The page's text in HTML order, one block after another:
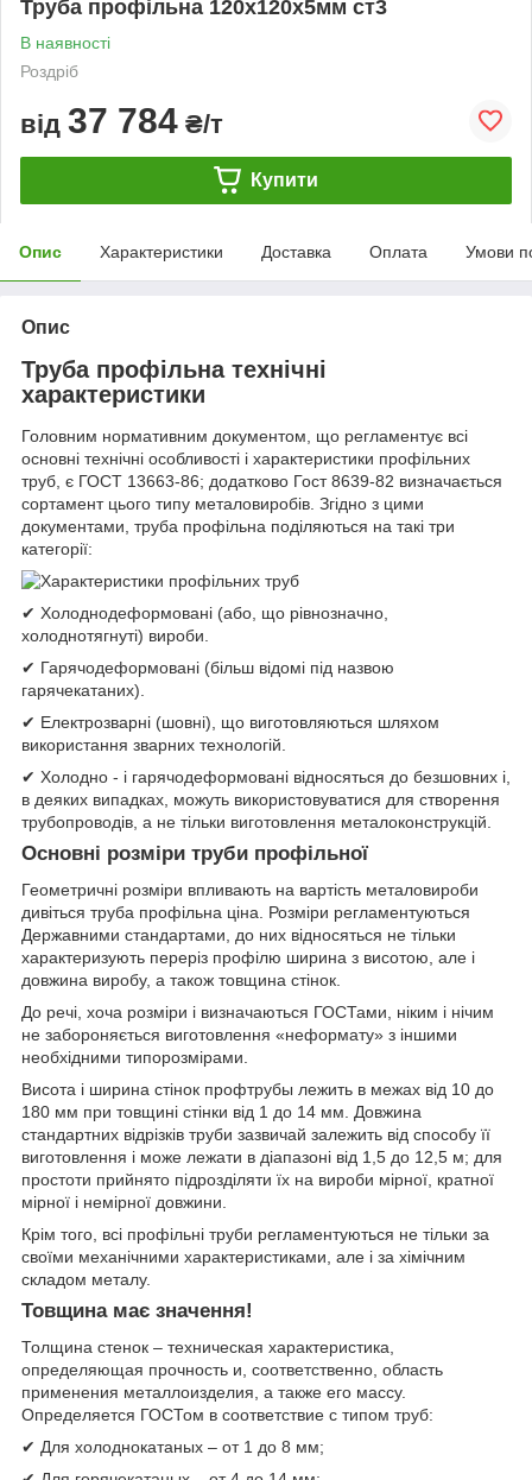
Труба профільна 120х120х5мм ст3
В наявності
Роздріб
від 37 784 ₴/т
Купити
Опис Характеристики Доставка Оплата Умови
Опис
Труба профільна технічні
характеристики
Головним нормативним документом, що регламентує всі
основні технічні особливості і характеристики профільних
труб, є ГОСТ 13663-86; додатково Гост 8639-82 визначається
сортамент цього типу металовиробів. Згідно з цими
документами, труба профільна поділяються на такі три
категорії:
✔ Холоднодеформовані (або, що рівнозначно,
холоднотягнуті) вироби.
✔ Гарячодеформовані (більш відомі під назвою
гарячекатаних).
✔ Електрозварні (шовні), що виготовляються шляхом
використання зварних технологій.
✔ Холодно - і гарячодеформовані відносяться до безшовних і,
в деяких випадках, можуть використовуватися для створення
трубопроводів, а не тільки виготовлення металоконструкцій.
Основні розміри труби профільної
Геометричні розміри впливають на вартість металовироби
дивіться труба профільна ціна. Розміри регламентуються
Державними стандартами, до них відносяться не тільки
характеризують переріз профілю ширина з висотою, але і
довжина виробу, а також товщина стінок.
До речі, хоча розміри і визначаються ГОСТами, ніким і нічим
не забороняється виготовлення «неформату» з іншими
необхідними типорозмірами.
Висота і ширина стінок профтрубы лежить в межах від 10 до
180 мм при товщині стінки від 1 до 14 мм. Довжина
стандартних відрізків труби зазвичай залежить від способу її
виготовлення і може лежати в діапазоні від 1,5 до 12,5 м; для
простоти прийнято підрозділяти їх на вироби мірної, кратної
мірної і немірної довжини.
Крім того, всі профільні труби регламентуються не тільки за
своїми механічними характеристиками, але і за хімічним
складом металу.
Товщина має значення!
Толщина стенок – техническая характеристика,
определяющая прочность и, соответственно, область
применения металлоизделия, а также его массу.
Определяется ГОСТом в соответствие с типом труб:
✔ Для холоднокатаных – от 1 до 8 мм;